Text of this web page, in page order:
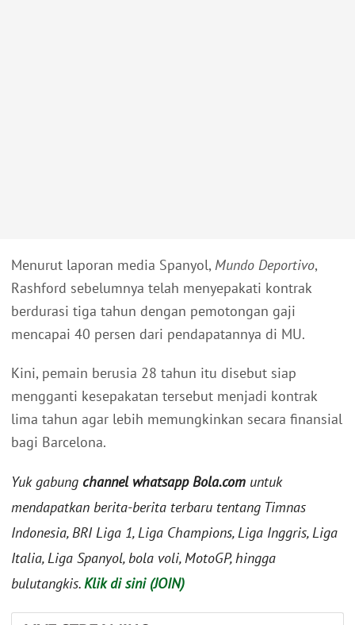
Menurut laporan media Spanyol, Mundo Deportivo,
Rashford sebelumnya telah menyepakati kontrak
berdurasi tiga tahun dengan pemotongan gaji
mencapai 40 persen dari pendapatannya di MU.
Kini, pemain berusia 28 tahun itu disebut siap
mengganti kesepakatan tersebut menjadi kontrak
lima tahun agar lebih memungkinkan secara finansial
bagi Barcelona.
Yuk gabung channel whatsapp Bola.com untuk
mendapatkan berita-berita terbaru tentang Timnas
Indonesia, BRI Liga 1, Liga Champions, Liga Inggris, Liga
Italia, Liga Spanyol, bola voli, MotoGP, hingga
bulutangkis.Klik di sini (JOIN)